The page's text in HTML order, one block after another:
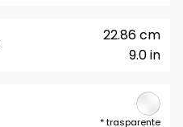
9.0 in
22.86 cm
*trasparente